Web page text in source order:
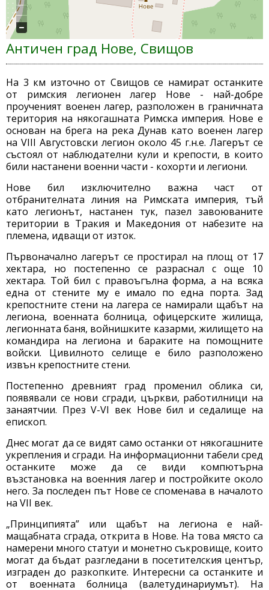
Античен град Нове, Свищов
На 3 км източно от Свищов се намират останките
от римския легионен лагер Нове - най-добре
проученият военен лагер, разположен в граничната
територия на някогашната Римска империя. Нове е
основан на брега на река Дунав като военен лагер
на VІІІ Августовски легион около 45 г.н.е. Лагерът се
състоял от наблюдателни кули и крепости, в които
били настанени военни части - кохорти и легиони.
Нове бил изключително важна част от
отбранителната линия на Римската империя, тъй
като легионът, настанен тук, пазел завоюваните
територии в Тракия и Македония от набезите на
племена, идващи от изток.
Първоначално лагерът се простирал на площ от 17
хектара, но постепенно се разраснал с още 10
хектара. Той бил с правоъгълна форма, а на всяка
една от стените му е имало по една порта. Зад
крепостните стени на лагера се намирали щабът на
легиона, военната болница, офицерските жилища,
легионната баня, войнишките казарми, жилището на
командира на легиона и бараките на помощните
войски. Цивилното селище е било разположено
извън крепостните стени.
Постепенно древният град променил облика си,
появявали се нови сгради, църкви, работилници на
занаятчии. През V-VІ век Нове бил и седалище на
епископ.
Днес могат да се видят само останки от някогашните
укрепления и сгради. На информационни табели сред
останките може да се види компютърна
възстановка на военния лагер и постройките около
него. За последен път Нове се споменава в началото
на VІІ век.
„Принципията” или щабът на легиона е най-
мащабната сграда, открита в Нове. На това място са
намерени много статуи и монетно съкровище, които
могат да бъдат разгледани в посетителския център,
изграден до разкопките. Интересни са останките и
от военната болница (валетудинариумът). На